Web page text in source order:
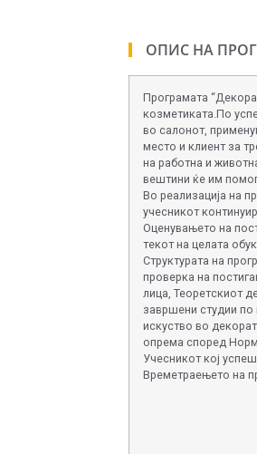
ОПИС НА
Програмата
козметиката.По
во салонот,
место и клиент за
на работна и
вештини ќе им
Во реализација на
учесникот
Оценувањето на
текот на целата
Структурата на
проверка на
лица, Теоретскиот
завршени студии по
искуство во
опрема според
Учесникот кој
Времетраењето на